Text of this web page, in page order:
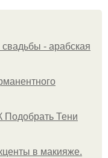
- арабская
Подобрать Тени
в макияже.